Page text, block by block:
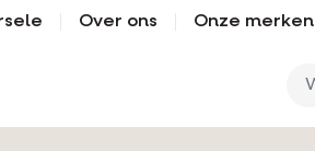
Over ons Onze merken